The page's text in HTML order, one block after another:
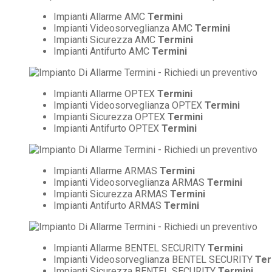
Impianti Allarme AMC Termini
Impianti Videosorveglianza AMC Termini
Impianti Sicurezza AMC Termini
Impianti Antifurto AMC Termini
Impianti Allarme OPTEX Termini
Impianti Videosorveglianza OPTEX Termini
Impianti Sicurezza OPTEX Termini
Impianti Antifurto OPTEX Termini
Impianti Allarme ARMAS Termini
Impianti Videosorveglianza ARMAS Termini
Impianti Sicurezza ARMAS Termini
Impianti Antifurto ARMAS Termini
Impianti Allarme BENTEL SECURITY Termini
Impianti Videosorveglianza BENTEL SECURITY